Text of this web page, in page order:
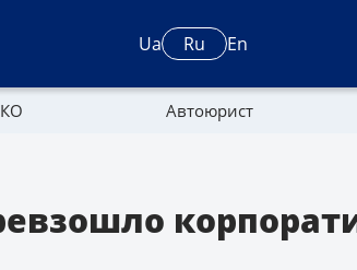
Ua Ru En
Автоюрист